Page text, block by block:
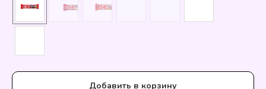
Добавить в корзину